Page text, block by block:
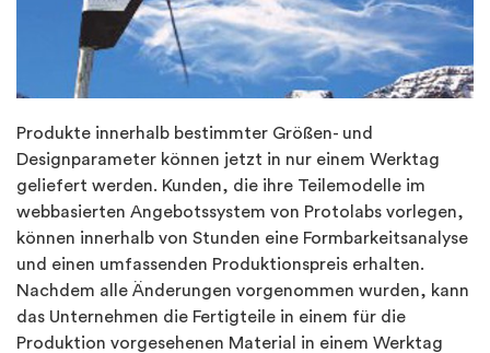
Produkte innerhalb bestimmter Größen- und
Designparameter können jetzt in nur einem Werktag
geliefert werden. Kunden, die ihre Teilemodelle im
webbasierten Angebotssystem von Protolabs vorlegen,
können innerhalb von Stunden eine Formbarkeitsanalyse
und einen umfassenden Produktionspreis erhalten.
Nachdem alle Änderungen vorgenommen wurden, kann
das Unternehmen die Fertigteile in einem für die
Produktion vorgesehenen Material in einem Werktag